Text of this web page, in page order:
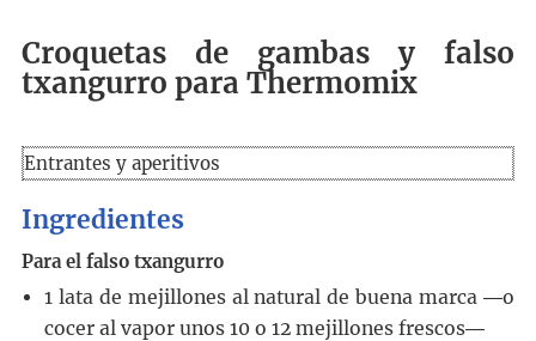
Croquetas de gambas y falso
txangurro para Thermomix
Entrantes y aperitivos
Ingredientes
Para el falso txangurro
1 lata de mejillones al natural de buena marca ―o
cocer al vapor unos 10 o 12 mejillones frescos―